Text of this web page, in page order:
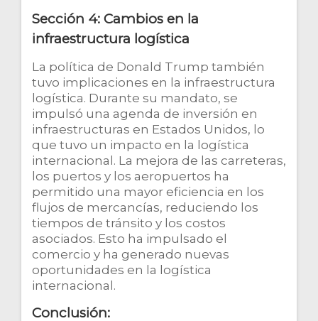
Sección 4: Cambios en la
infraestructura logística
La política de Donald Trump también
tuvo implicaciones en la infraestructura
logística. Durante su mandato, se
impulsó una agenda de inversión en
infraestructuras en Estados Unidos, lo
que tuvo un impacto en la logística
internacional. La mejora de las carreteras,
los puertos y los aeropuertos ha
permitido una mayor eficiencia en los
flujos de mercancías, reduciendo los
tiempos de tránsito y los costos
asociados. Esto ha impulsado el
comercio y ha generado nuevas
oportunidades en la logística
internacional.
Conclusión: